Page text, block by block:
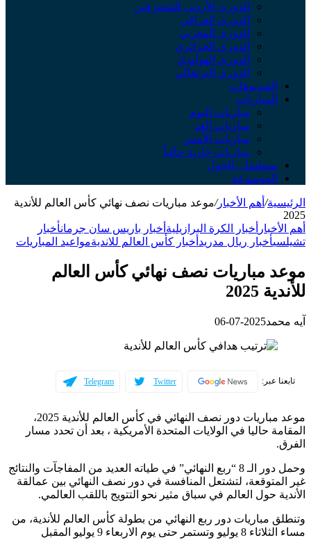
الدوري الأردني للمحترفين
الدوري العراقي
الدوري المغربي
الدوري الجزائري
الدوري الهولندي
الدوري البرتغالي
الفيديوهات
المباريات
مباريات اليوم
مباريات الغد
مباريات الأمس
مباريات جارية حالياً
مسلسل بالجول
الموسوعة
الرئيسية/ أهم الأخبار/موعد مباريات نصف نهائي كأس العالم للأندية
2025
أهم الأخبار أخبار الكرة البرازيلية أخبار باريس سان جرمانأخبار
تشيلسيأخبار ريال مدريد أخبار كأس العالم للانديةمواعيد المباريات
موعد مباريات نصف نهائي كأس العالم
للأندية 2025
آيه محمد2025-07-06
تابعنا عبر: Twitter
Telegram
موعد مباريات دور نصف النهائي في كأس العالم للأندية 2025،
المقامة حاليا في الولايات المتحدة الأمريكية ، بعد أن تحدد مسار
الفرق.
وحمل دور الـ 8 “ربع النهائي” في طياته العديد من المفاجآت والنتائج
غير المتوقعة، لتشتعل المنافسة في دور نصف النهائي بين عمالقة
الأندية حول العالم في سباق مثير نحو التتويج باللقب العالمي.
وتنطلق مباريات دور ربع النهائي من بطولة كأس العالم للأندية، من
مساء الثلاثاء 8 يوليو وتستمر حتى يوم الاربعاء 9 يوليو المقبل